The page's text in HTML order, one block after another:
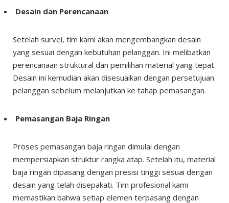
Desain dan Perencanaan
Setelah survei, tim kami akan mengembangkan desain
yang sesuai dengan kebutuhan pelanggan. Ini melibatkan
perencanaan struktural dan pemilihan material yang tepat.
Desain ini kemudian akan disesuaikan dengan persetujuan
pelanggan sebelum melanjutkan ke tahap pemasangan.
Pemasangan Baja Ringan
Proses pemasangan baja ringan dimulai dengan
mempersiapkan struktur rangka atap. Setelah itu, material
baja ringan dipasang dengan presisi tinggi sesuai dengan
desain yang telah disepakati. Tim profesional kami
memastikan bahwa setiap elemen terpasang dengan